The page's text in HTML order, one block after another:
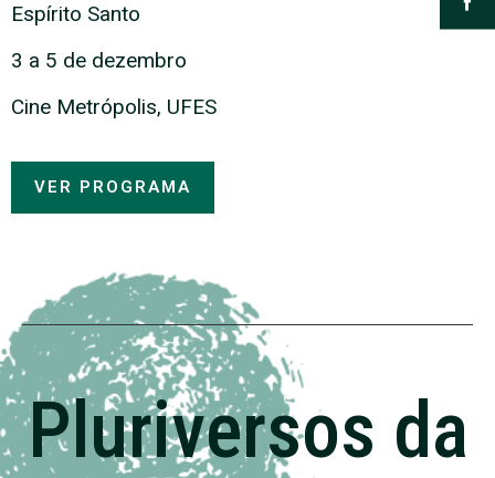
Espírito Santo
3 a 5 de dezembro
Cine Metrópolis, UFES
VER PROGRAMA
Pluriversos da